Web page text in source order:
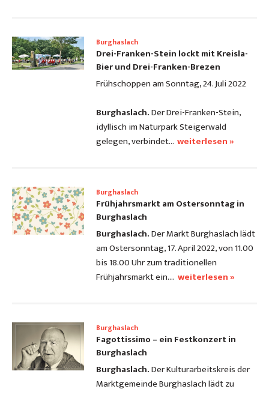
Burghaslach
Drei-Franken-Stein lockt mit Kreisla-
Bier und Drei-Franken-Brezen
Frühschoppen am Sonntag, 24. Juli 2022
Burghaslach.Der Drei-Franken-Stein,
idyllisch im Naturpark Steigerwald
gelegen, verbindet… weiterlesen »
Burghaslach
Frühjahrsmarkt am Ostersonntag in
Burghaslach
Burghaslach.Der Markt Burghaslach lädt
am Ostersonntag, 17. April 2022, von 11.00
bis 18.00 Uhr zum traditionellen
Frühjahrsmarkt ein.… weiterlesen »
Burghaslach
Fagottissimo – ein Festkonzert in
Burghaslach
Burghaslach.Der Kulturarbeitskreis der
Marktgemeinde Burghaslach lädt zu